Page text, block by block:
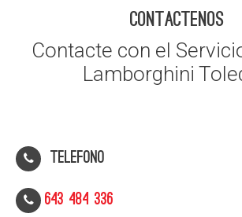
CONTACTENOS
Contacte con el
Lamborghini
Telefono
643 484 336